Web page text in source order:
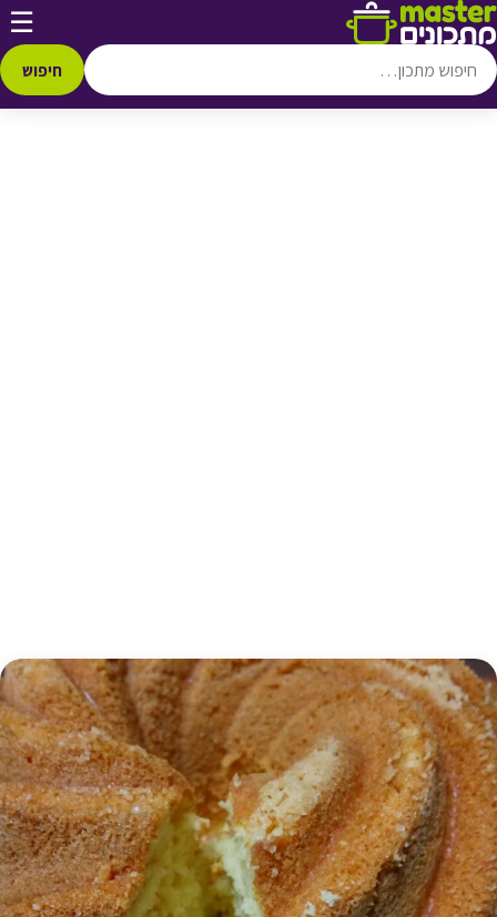
דלג לתוכן ☰
חיפוש
♥ הוספה